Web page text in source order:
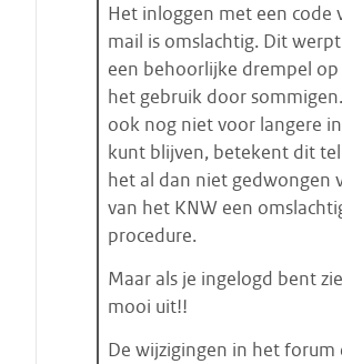
a
a
t
s
t
a
r
n
Het inloggen met een code
mail is omslachtig. Dit
een behoorlijke drempel
het gebruik door
ook nog niet voor langere
kunt blijven, betekent dit
het al dan niet gedwongen
van het KNW een
procedure.
Maar als je ingelogd bent
mooi uit!!
De wijzigingen in het forum